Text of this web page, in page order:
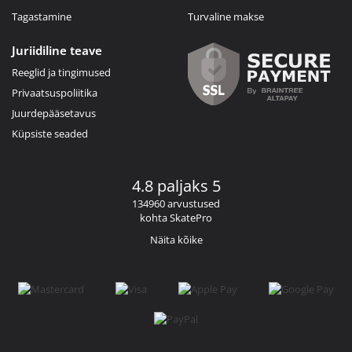
Tagastamine
Turvaline makse
Juriidiline teave
Reeglid ja tingimused
Privaatsuspoliitika
Juurdepääsetavus
Küpsiste seaded
4.8 paljaks 5
134960 arvustused
kohta SkatePro
Näita kõike